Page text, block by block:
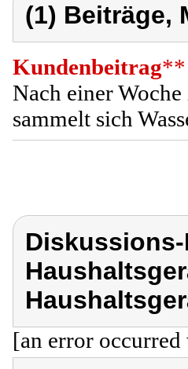
(1) Beiträge,
Kundenbeitrag**
Nach einer
sammelt sich
[an error